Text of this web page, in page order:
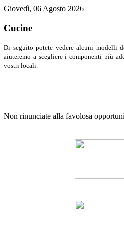
Giovedì, 06 Agosto 2026
Cucine
Di seguito potete vedere alcuni modelli
aiuteremo a scegliere i componenti più
vostri locali.
Non rinunciate alla favolosa